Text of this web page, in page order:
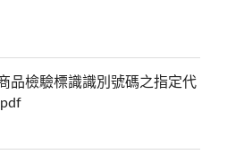
品檢驗標識識別號碼之指定代